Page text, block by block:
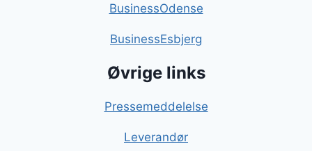
BusinessOdense
BusinessEsbjerg
Øvrige links
Pressemeddelelse
Leverandør